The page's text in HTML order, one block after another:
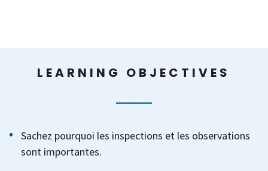
LEARNING OBJECTIVES
Sachez pourquoi les inspections et les observations
sont importantes.